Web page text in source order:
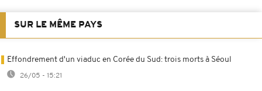
SUR LE MÊME PAYS
Effondrement d'un viaduc en Corée du Sud: trois morts à Séoul
26/05 - 15:21